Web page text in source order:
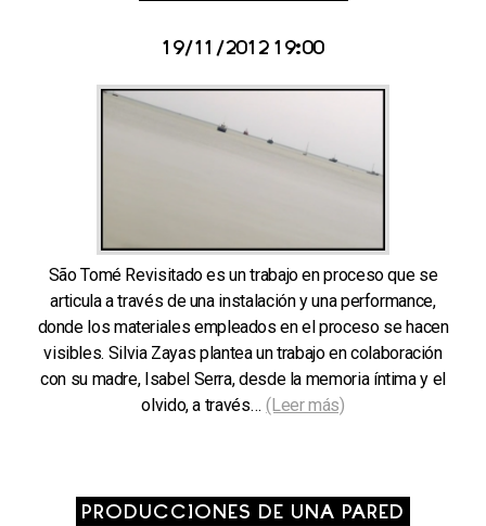
19/11/2012 19:00
São Tomé Revisitado es un trabajo en proceso que se
articula a través de una instalación y una performance,
donde los materiales empleados en el proceso se hacen
visibles. Silvia Zayas plantea un trabajo en colaboración
con su madre, Isabel Serra, desde la memoria íntima y el
olvido, a través… (Leer más)
PRODUCCIONES DE UNA PARED